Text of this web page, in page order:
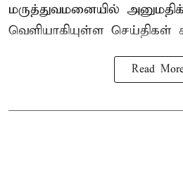
மருத்துவமனையில்
வெளியாகியுள்ள செய்திகள்
Read